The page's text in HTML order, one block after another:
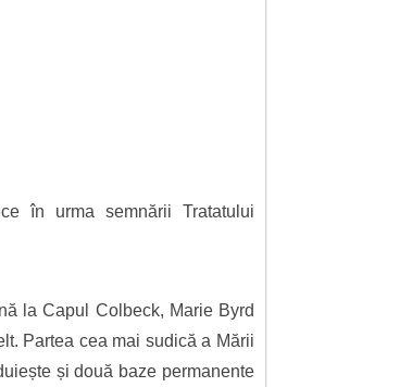
în urma semnării Tratatului
la Capul Colbeck, Marie Byrd
Partea cea mai sudică a Mării
și două baze permanente